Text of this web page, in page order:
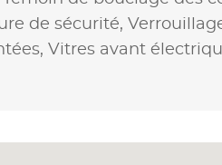
de sécurité,
Vitres avant